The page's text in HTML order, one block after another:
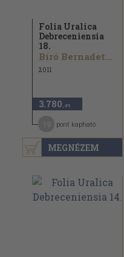
MEGNÉZEM
Folia Uralica
Debreceniensia
18.
Bíró Bernadett...
2011
3.780 ,-Ft
pont kapható